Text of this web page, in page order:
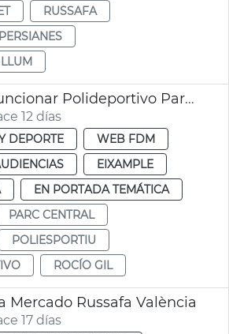
RUSSAFA
Empieza a funcionar Polideportivo Parc Central València
12 días
DEPORTE
WEB FDM
EIXAMPLE
EN PORTADA TEMÁTICA
PARC CENTRAL
POLIESPORTIU
ROCÍO GIL
Mercado Russafa València
17 días